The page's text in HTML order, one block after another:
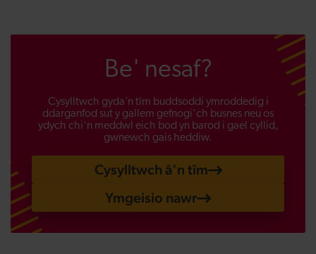
Be' nesaf?
Cysylltwch gyda’n tîm buddsoddi ymroddedig i
ddarganfod sut y gallem gefnogi'ch busnes neu os
ydych chi'n meddwl eich bod yn barod i gael cyllid,
gwnewch gais heddiw.
Cysylltwch â'n tîm
Ymgeisio nawr